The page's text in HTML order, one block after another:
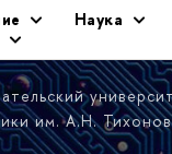
Наука
им. А.Н.